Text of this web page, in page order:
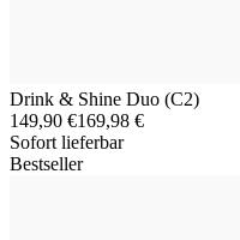
Drink & Shine Duo (C2)
149,90 €169,98 €
Sofort lieferbar
Bestseller